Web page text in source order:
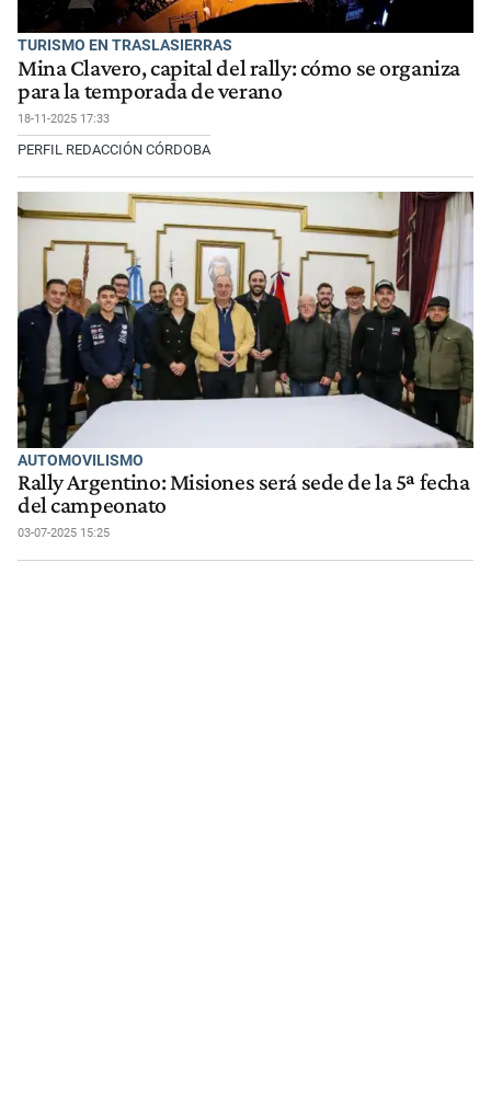
TURISMO EN TRASLASIERRAS
Mina Clavero, capital del rally: cómo se organiza
para la temporada de verano
18-11-2025 17:33
PERFIL REDACCIÓN CÓRDOBA
AUTOMOVILISMO
Rally Argentino: Misiones será sede de la 5ª fecha
del campeonato
03-07-2025 15:25